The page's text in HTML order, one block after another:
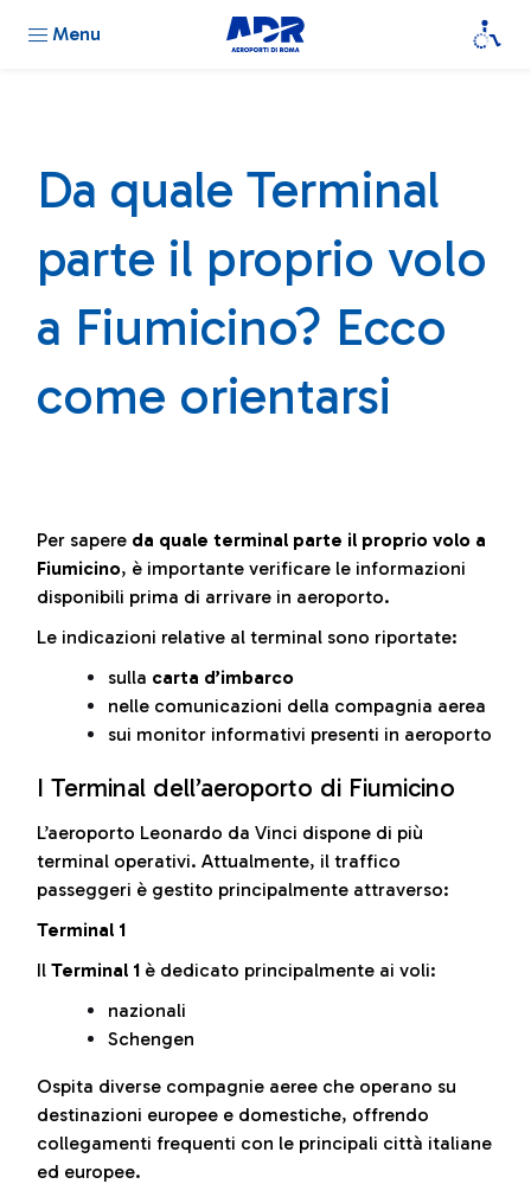
Menu
Da quale Terminal
parte il proprio volo
a Fiumicino? Ecco
come orientarsi
Per sapere da quale terminal parte il proprio volo a
Fiumicino, è importante verificare le informazioni
disponibili prima di arrivare in aeroporto.
Le indicazioni relative al terminal sono riportate:
sulla carta d’imbarco
nelle comunicazioni della compagnia aerea
sui monitor informativi presenti in aeroporto
I Terminal dell’aeroporto di Fiumicino
L’aeroporto Leonardo da Vinci dispone di più
terminal operativi. Attualmente, il traffico
passeggeri è gestito principalmente attraverso:
Terminal 1
Il Terminal 1 è dedicato principalmente ai voli:
nazionali
Schengen
Ospita diverse compagnie aeree che operano su
destinazioni europee e domestiche, offrendo
collegamenti frequenti con le principali città italiane
ed europee.